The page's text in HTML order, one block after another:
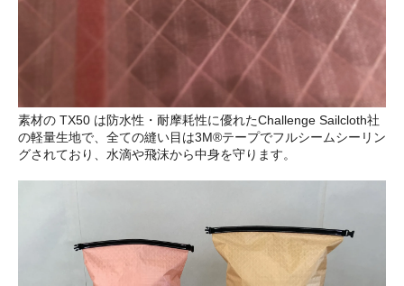
素材の TX50 は防水性・耐摩耗性に優れたChallenge Sailcloth社
の軽量生地で、全ての縫い目は3M®テープでフルシームシーリン
グされており、水滴や飛沫から中身を守ります。